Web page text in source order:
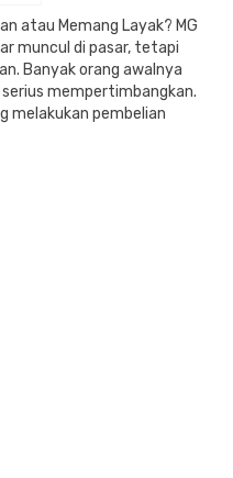
atau Memang Layak? MG
muncul di pasar, tetapi
Banyak orang awalnya
serius mempertimbangkan.
melakukan pembelian